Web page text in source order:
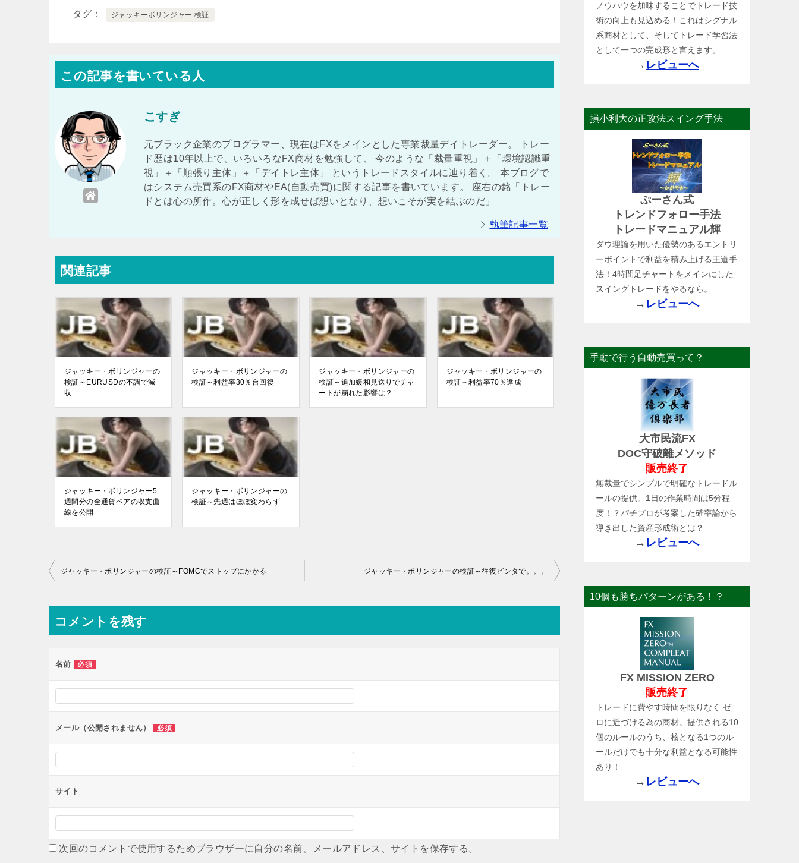
タグ ジャッキーボリンジャー 検証
この記事を書いている人
こすぎ
元ブラック企業のプログラマー、現在はFXをメインとした専業裁量デイトレーダー。 トレー
ド歴は10年以上で、いろいろなFX商材を勉強して、 今のような「裁量重視」＋「環境認識重
視」＋「順張り主体」＋「デイトレ主体」 というトレードスタイルに辿り着く。 本ブログで
はシステム売買系のFX商材やEA(自動売買)に関する記事を書いています。 座右の銘「トレー
ドとは心の所作。心が正しく形を成せば想いとなり、想いこそが実を結ぶのだ」
執筆記事一覧
関連記事
ジャッキー・ボリンジャーの
検証～EURUSDの不調で減
収
ジャッキー・ボリンジャーの
検証～利益率30％台回復
ジャッキー・ボリンジャーの
検証～追加緩和見送りでチャ
ートが崩れた影響は？
ジャッキー・ボリンジャーの
検証～利益率70％達成
ジャッキー・ボリンジャー5
週間分の全通貨ペアの収支曲
線を公開
ジャッキー・ボリンジャーの
検証～先週はほぼ変わらず
投
ナ
ビ
ー
ョ
ン
ジャッキー・ボリンジャーの検証～FOMCでストップにかかる ジャッキー・ボリンジャーの検証～往復ビンタで。。。
コメントを残す
名前 必須
メール（公開されません） 必須
サイト
次回のコメントで使用するためブラウザーに自分の名前、メールアドレス、サイトを保存する。
ノウハウを加味することでトレード技
術の向上も見込める！これはシグナル
系商材として、そしてトレード学習法
として一つの完成形と言えます。
→ レビューへ
損小利大の正攻法スイング手法
ぷーさん式
トレンドフォロー手法
トレードマニュアル輝
ダウ理論を用いた優勢のあるエントリ
ーポイントで利益を積み上げる王道手
法！4時間足チャートをメインにした
スイングトレードをやるなら。
→ レビューへ
手動で行う自動売買って？
大市民流FX
DOC守破離メソッド
販売終了
無裁量でシンプルで明確なトレードル
ールの提供。1日の作業時間は5分程
度！？パチプロが考案した確率論から
導き出した資産形成術とは？
→ レビューへ
10個も勝ちパターンがある！？
FX MISSION ZERO
販売終了
トレードに費やす時間を限りなく ゼ
ロに近づける為の商材。提供される10
個のルールのうち、核となる1つのル
ールだけでも十分な利益となる可能性
あり！
→ レビューへ